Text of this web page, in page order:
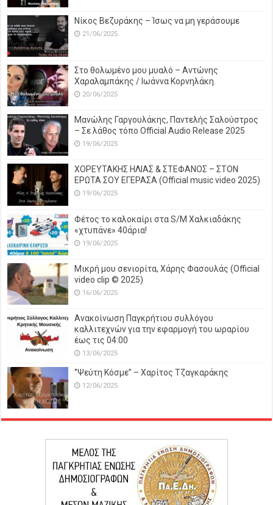
Νίκος Βεζυράκης – Ίσως να μη γεράσουμε
21/06/2025
Στο θολωμένο μου μυαλό – Αντώνης
Χαραλαμπάκης / Ιωάννα Κορνηλάκη.
20/06/2025
Μανώλης Γαργουλάκης, Παντελής Σαλούστρος
– Σε λάθος τόπο Official Audio Release 2025
19/06/2025
ΧΟΡΕΥΤΑΚΗΣ ΗΛΙΑΣ & ΣΤΕΦΑΝΟΣ – ΣΤΟΝ
ΕΡΩΤΑ ΣΟΥ ΕΓΕΡΑΣΑ (Official music video 2025)
19/06/2025
Φέτος το καλοκαίρι στα S/M Χαλκιαδάκης
«χτυπάνε» 40άρια!
19/06/2025
Μικρή μου σενιορίτα, Χάρης Φασουλάς (Official
video clip © 2025)
16/06/2025
Ανακοίνωση Παγκρήτιου συλλόγου
καλλιτεχνών για την εφαρμογή του ωραρίου
έως τις 04:00
13/06/2025
‘’Ψεύτη Κόσμε’’ – Χαρίτος Τζαγκαράκης
12/06/2025